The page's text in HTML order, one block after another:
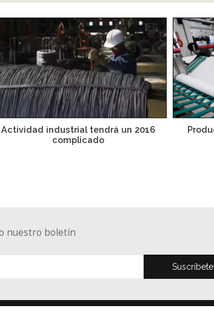
Actividad industrial tendrá un 2016
complicado
nuestro boletín